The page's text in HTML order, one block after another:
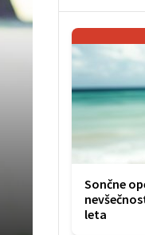
Sončne
leta